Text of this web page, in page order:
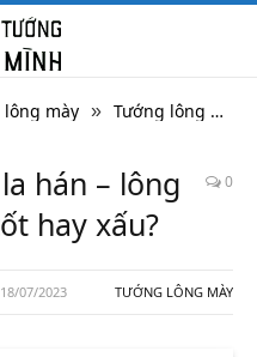
lông mày » Tướng lông mày la hán – lông mày cụp xuống tốt hay xấu?
hán – lông
hay xấu?
0
18/07/2023 TƯỚNG LÔNG MÀY